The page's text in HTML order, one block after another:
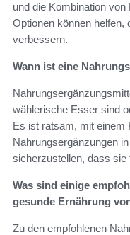
und die Kombination
Optionen können helfen,
verbessern.
Wann ist eine
wählerische Esser sind
Es ist ratsam, mit einem
Nahrungsergänzungen
sicherzustellen, dass sie
Was sind einige
gesunde Ernährung
Zu den empfohlenen